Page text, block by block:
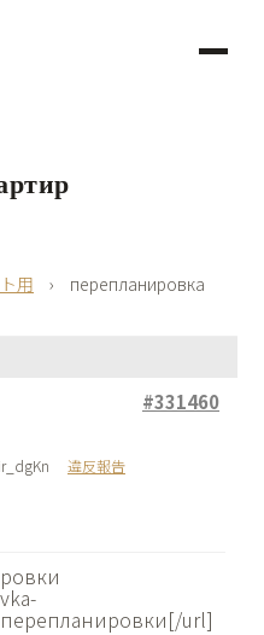
用 ›
перепланировка
#331460
違反報告
url]